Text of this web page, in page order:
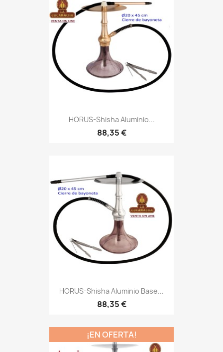
HORUS-Shisha Aluminio...
88,35 €
HORUS-Shisha Aluminio Base...
88,35 €
¡EN OFERTA!